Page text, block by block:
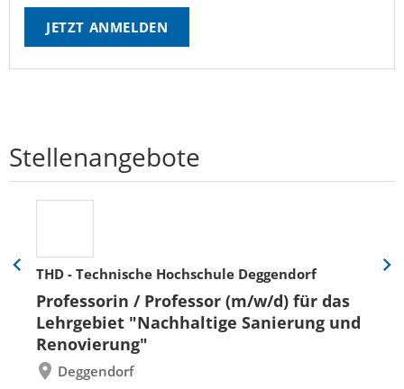
JETZT ANMELDEN
Stellenangebote
THD - Technische Hochschule Deggendorf
Professorin / Professor (m/w/d) für das
Lehrgebiet "Nachhaltige Sanierung und
Renovierung"
Deggendorf
Eine
zurück
Eine